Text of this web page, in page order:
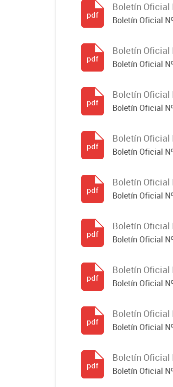
Boletín Oficial
Boletín Oficial
pdf
Boletín Oficial
Boletín Oficial
pdf
Boletín Oficial
Boletín Oficial
pdf
Boletín Oficial
Boletín Oficial
pdf
Boletín Oficial
Boletín Oficial
pdf
Boletín Oficial
Boletín Oficial
pdf
Boletín Oficial
Boletín Oficial
pdf
Boletín Oficial
Boletín Oficial
pdf
Boletín Oficial
Boletín Oficial
pdf